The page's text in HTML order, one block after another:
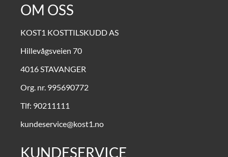
OM OSS
KOST1 KOSTTILSKUDD AS
Hillevågsveien 70
4016 STAVANGER
Org. nr. 995690772
Tlf: 90211111
kundeservice@kost1.no
KUNDESERVICE